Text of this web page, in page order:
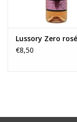
Lussory Zero rosé
€8,50